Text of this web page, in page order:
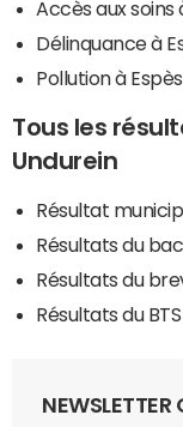
Accès aux soins
Délinquance à
Pollution à
Tous les
Undurein
Résultat
Résultats du
Résultats du
Résultats du
NEWSLETTER